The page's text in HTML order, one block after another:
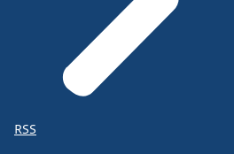
RSS